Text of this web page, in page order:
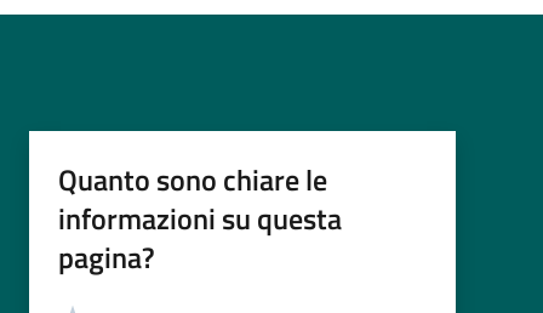
Quanto sono chiare le
informazioni su questa
pagina?